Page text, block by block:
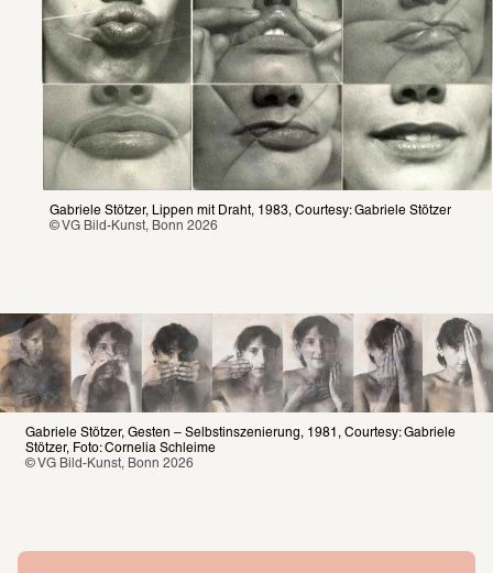
Gabriele Stötzer, Lippen mit Draht, 1983, Courtesy: Gabriele Stötzer
© VG Bild-Kunst, Bonn 2026
Gabriele Stötzer, Gesten – Selbstinszenierung, 1981, Courtesy: Gabriele
Stötzer, Foto: Cornelia Schleime
© VG Bild-Kunst, Bonn 2026